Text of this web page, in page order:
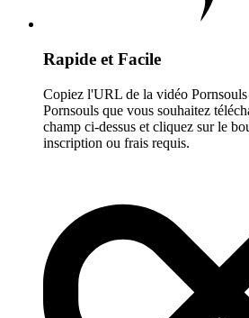
Rapide et Facile
Copiez l'URL de la vidéo
Pornsouls que vous souhaitez
champ ci-dessus et cliquez sur le
inscription ou frais requis.